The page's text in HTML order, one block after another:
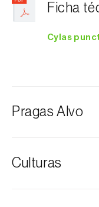
Ficha
Cylas
Pragas Alvo
Gorgulho-
Culturas